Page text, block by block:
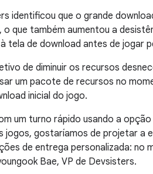
identificou que o grande
o que também aumentou a
tela de download antes de jogar
de diminuir os recursos
um pacote de recursos no
inicial do jogo.
um turno rápido usando a
jogos, gostaríamos de projetar a
de entrega personalizada: no
Bae, VP de Devsisters.